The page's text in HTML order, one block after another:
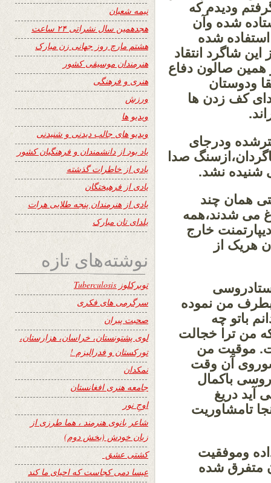
ودیدم که
شده وآن
شده
شاگرد انتقاد
همین صالون دفاع
ودوستان
کف زدن ها
ودرجای
صدا
شنیده نشد.
همان چند
می شدند،همه
خارج
هریک از
بطرف من نموده
باتو چه
من ترا خجالت
موقیت من
آن وقت
باکمال
آید دریغ
تامشاوریت
وموفقیت
متفرق شده
نیمه شعبان
هجدهمین سال نشراتی ۲۴ ساعت
هشتم مارچ روز جهانی زن مبارک
هنرمندان موسیقی کشور
هنری و فرهنگی
ورزش
ویدیو ها
ویدیو های جالب دیدنی و شنیدنی
یاد بود از دانشمندان و فرهنگیان کشور
یادی از خاطرات گذشته
یادی از فرهیختگان
یادی از هنرمندان پنجه طلایی هرات
یلدای تان مبارک
نوشته‌های تازه
توبرکلوز Tuberculosis
سرگرمی های فکری
صحبت پیران
لوی پشتونستان، خراسان، هزارستان،
تورکستان و فدرالیزم !
نمکدان
جامعه هنری افغانستان
اوجِ نور
شاعر بانوی هنرمند ، هما طرزی از
زبان خودش (بخش دوم)
کشتی عشق
عیسا دمی کجاست که احیای ما کند